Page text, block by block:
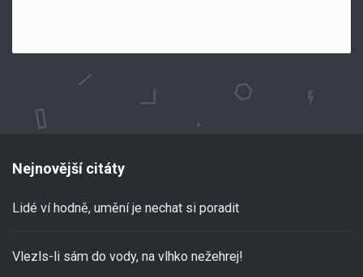
Nejnovější citáty
Lidé ví hodně, umění je nechat si poradit
Vlezls-li sám do vody, na vlhko nežehrej!